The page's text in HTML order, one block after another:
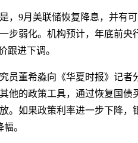
，9月美联储恢复降息，并有
步弱化。机构预计，年底前
跟进下调。
员董希淼向《华夏时报》记
他的政策工具，通过恢复国
。如果政策利率进一步下降
。